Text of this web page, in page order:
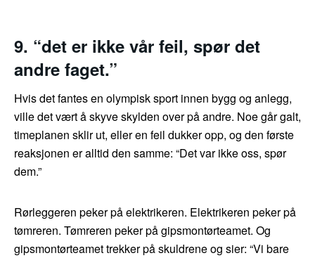
9. “det er ikke vår feil, spør det
andre faget.”
Hvis det fantes en olympisk sport innen bygg og anlegg,
ville det vært å skyve skylden over på andre. Noe går galt,
timeplanen sklir ut, eller en feil dukker opp, og den første
reaksjonen er alltid den samme: “Det var ikke oss, spør
dem.”
Rørleggeren peker på elektrikeren. Elektrikeren peker på
tømreren. Tømreren peker på gipsmontørteamet. Og
gipsmontørteamet trekker på skuldrene og sier: “Vi bare